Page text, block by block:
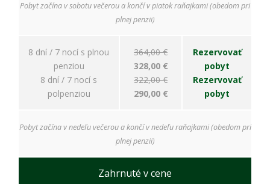
Pobyt začína v sobotu večerou a končí v piatok raňajkami (obedom pri
plnej penzii)
8 dní / 7 nocí s plnou
penziou
8 dní / 7 nocí s
polpenziou
364,00 €
328,00 €
322,00 €
290,00 €
Rezervovať
pobyt
Rezervovať
pobyt
Pobyt začína v nedeľu večerou a končí v nedeľu raňajkami (obedom pri
plnej penzii)
Zahrnuté v cene
spokojnosť
stránka počas
vašej návštevy
fungovala čo
cookie
webovej